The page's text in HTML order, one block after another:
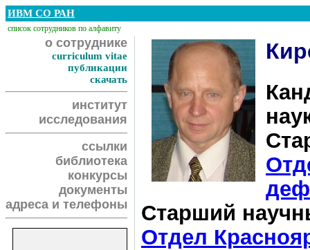
ИВМ СО РАН
список сотрудников по алфавиту
о сотруднике
curriculum vitae
публикации
скачать
институт
исследования
ссылки
библиотека
конкурсы
документы
адреса и телефоны
Старший
Отдел